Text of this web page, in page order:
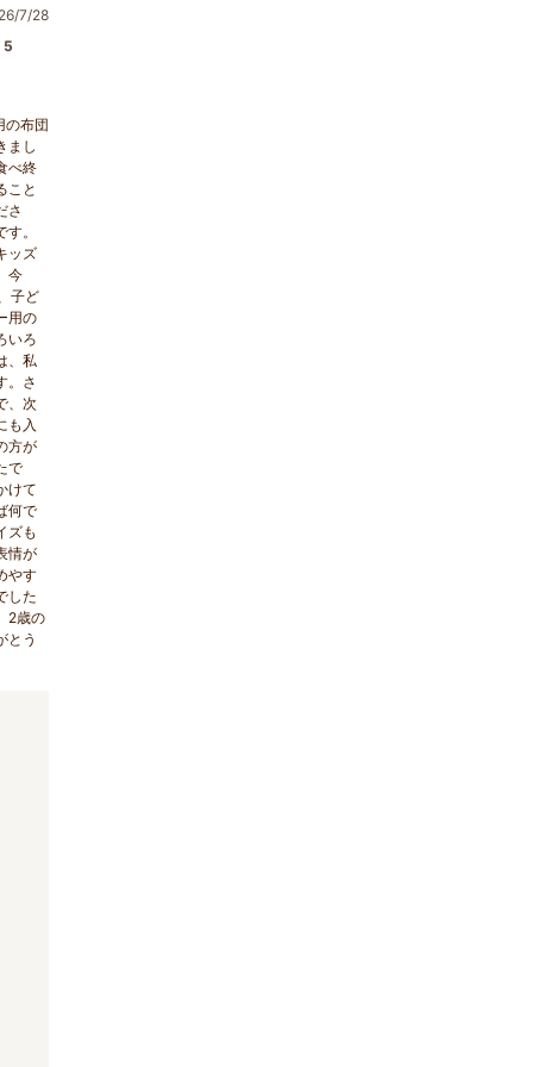
7/28
5
の布団
まし
べ終
こと
さ
。
ッズ
今
子ど
用の
いろ
、私
。さ
、次
も入
方が
で
けて
何で
ズも
情が
やす
した
2歳の
とう